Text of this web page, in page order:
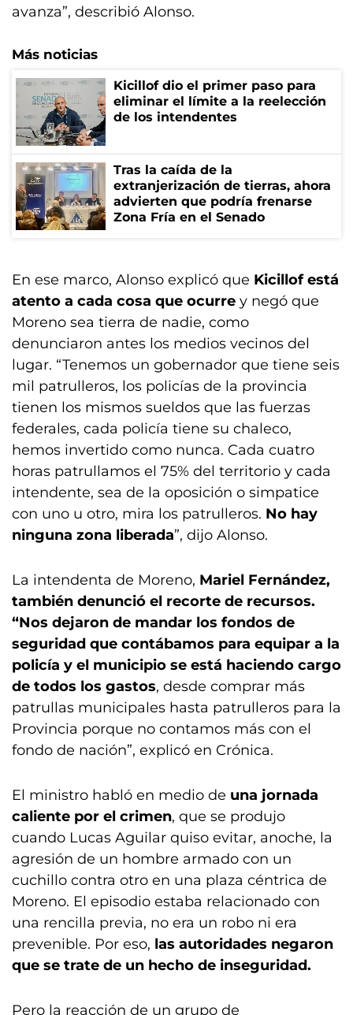
avanza”, describió Alonso.
Más noticias
Kicillof dio el primer paso para
eliminar el límite a la reelección
de los intendentes
Tras la caída de la
extranjerización de tierras, ahora
advierten que podría frenarse
Zona Fría en el Senado
En ese marco, Alonso explicó que Kicillof está
atento a cada cosa que ocurre y negó que
Moreno sea tierra de nadie, como
denunciaron antes los medios vecinos del
lugar. “Tenemos un gobernador que tiene seis
mil patrulleros, los policías de la provincia
tienen los mismos sueldos que las fuerzas
federales, cada policía tiene su chaleco,
hemos invertido como nunca. Cada cuatro
horas patrullamos el 75% del territorio y cada
intendente, sea de la oposición o simpatice
con uno u otro, mira los patrulleros. No hay
ninguna zona liberada”, dijo Alonso.
La intendenta de Moreno, Mariel Fernández,
también denunció el recorte de recursos.
“Nos dejaron de mandar los fondos de
seguridad que contábamos para equipar a la
policía y el municipio se está haciendo cargo
de todos los gastos, desde comprar más
patrullas municipales hasta patrulleros para la
Provincia porque no contamos más con el
fondo de nación”, explicó en Crónica.
El ministro habló en medio de una jornada
caliente por el crimen, que se produjo
cuando Lucas Aguilar quiso evitar, anoche, la
agresión de un hombre armado con un
cuchillo contra otro en una plaza céntrica de
Moreno. El episodio estaba relacionado con
una rencilla previa, no era un robo ni era
prevenible. Por eso, las autoridades negaron
que se trate de un hecho de inseguridad.
Pero la reacción de un grupo de